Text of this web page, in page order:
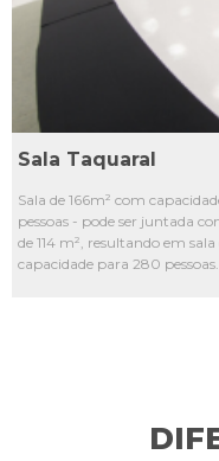
Sala Taquaral
Sala de 166m² com
pessoas - pode ser juntada
de 114 m², resultando em
capacidade para 280 pessoas.